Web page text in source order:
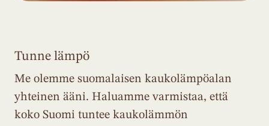
Tunne lämpö
Me olemme suomalaisen kaukolämpöalan
yhteinen ääni. Haluamme varmistaa, että
koko Suomi tuntee kaukolämmön